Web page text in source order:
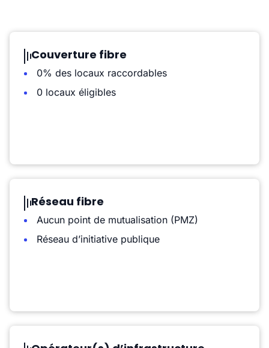
Couverture fibre
0% des locaux raccordables
0 locaux éligibles
Réseau fibre
Aucun point de mutualisation (PMZ)
Réseau d’initiative publique